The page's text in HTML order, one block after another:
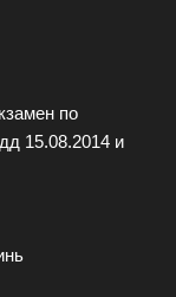
по
15.08.2014 и